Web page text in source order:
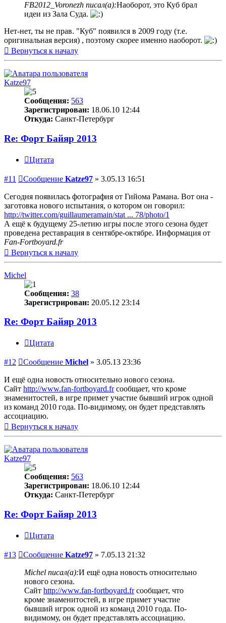
FB2012_Voronezh писал(а):Наоборот, это Куб брал
идеи из Зала Суда.
Нет-нет, ты не прав. "Куб" появился в 2009 году (т.е.
оригинальная версия) , поэтому скорее именно наоборот.
Вернуться к началу
Katze97
Сообщения: 563
Зарегистрирован: 18.06.10 12:44
Откуда: Санкт-Петербург
Re: Форт Байяр 2013
Цитата
#11 Сообщение Katze97 » 3.05.13 16:51
Сегодня появилась фотография от Гийома Рамана. Вот она -
заготовка нового испытания, о котором он говорил:
http://twitter.com/guillaumeramain/stat ... 78/photo/1
А ещё к будущему 25-летию игры после этого сезона будет
проведена реставрация в сентябре-октябре. Информация от
Fan-Fortboyard.fr
Вернуться к началу
Michel
Сообщения: 38
Зарегистрирован: 20.05.12 23:14
Re: Форт Байяр 2013
Цитата
#12 Сообщение Michel » 3.05.13 23:36
И ещё одна новость относительно нового сезона.
Сайт http://www.fan-fortboyard.frсообщает, что кроме
знаменитостей, в игре примет участие бывший игрок одной
из команд 2010 года. По-видимому, он будет представлять
ассоциацию.
Вернуться к началу
Katze97
Сообщения: 563
Зарегистрирован: 18.06.10 12:44
Откуда: Санкт-Петербург
Re: Форт Байяр 2013
Цитата
#13 Сообщение Katze97 » 7.05.13 21:32
Michel писал(а):И ещё одна новость относительно
нового сезона.
Сайт http://www.fan-fortboyard.frсообщает, что
кроме знаменитостей, в игре примет участие
бывший игрок одной из команд 2010 года. По-
видимому, он будет представлять ассоциацию.